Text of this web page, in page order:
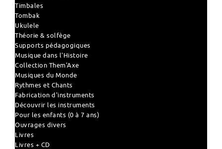
Timbales
Tombak
Ukulele
Théorie & solfège
Supports pédagogiques
Musique dans l'Histoire
Collection Them'Axe
Musiques du Monde
Rythmes et Chants
Fabrication d'instruments
Découvrir les instruments
Pour les enfants (0 à 7 ans)
Ouvrages divers
Livres
Livres + CD